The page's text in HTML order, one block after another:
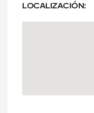
LOCALIZACIÓN: